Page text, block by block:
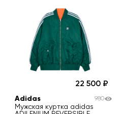
22 500
Adidas
Мужская куртка adidas
980